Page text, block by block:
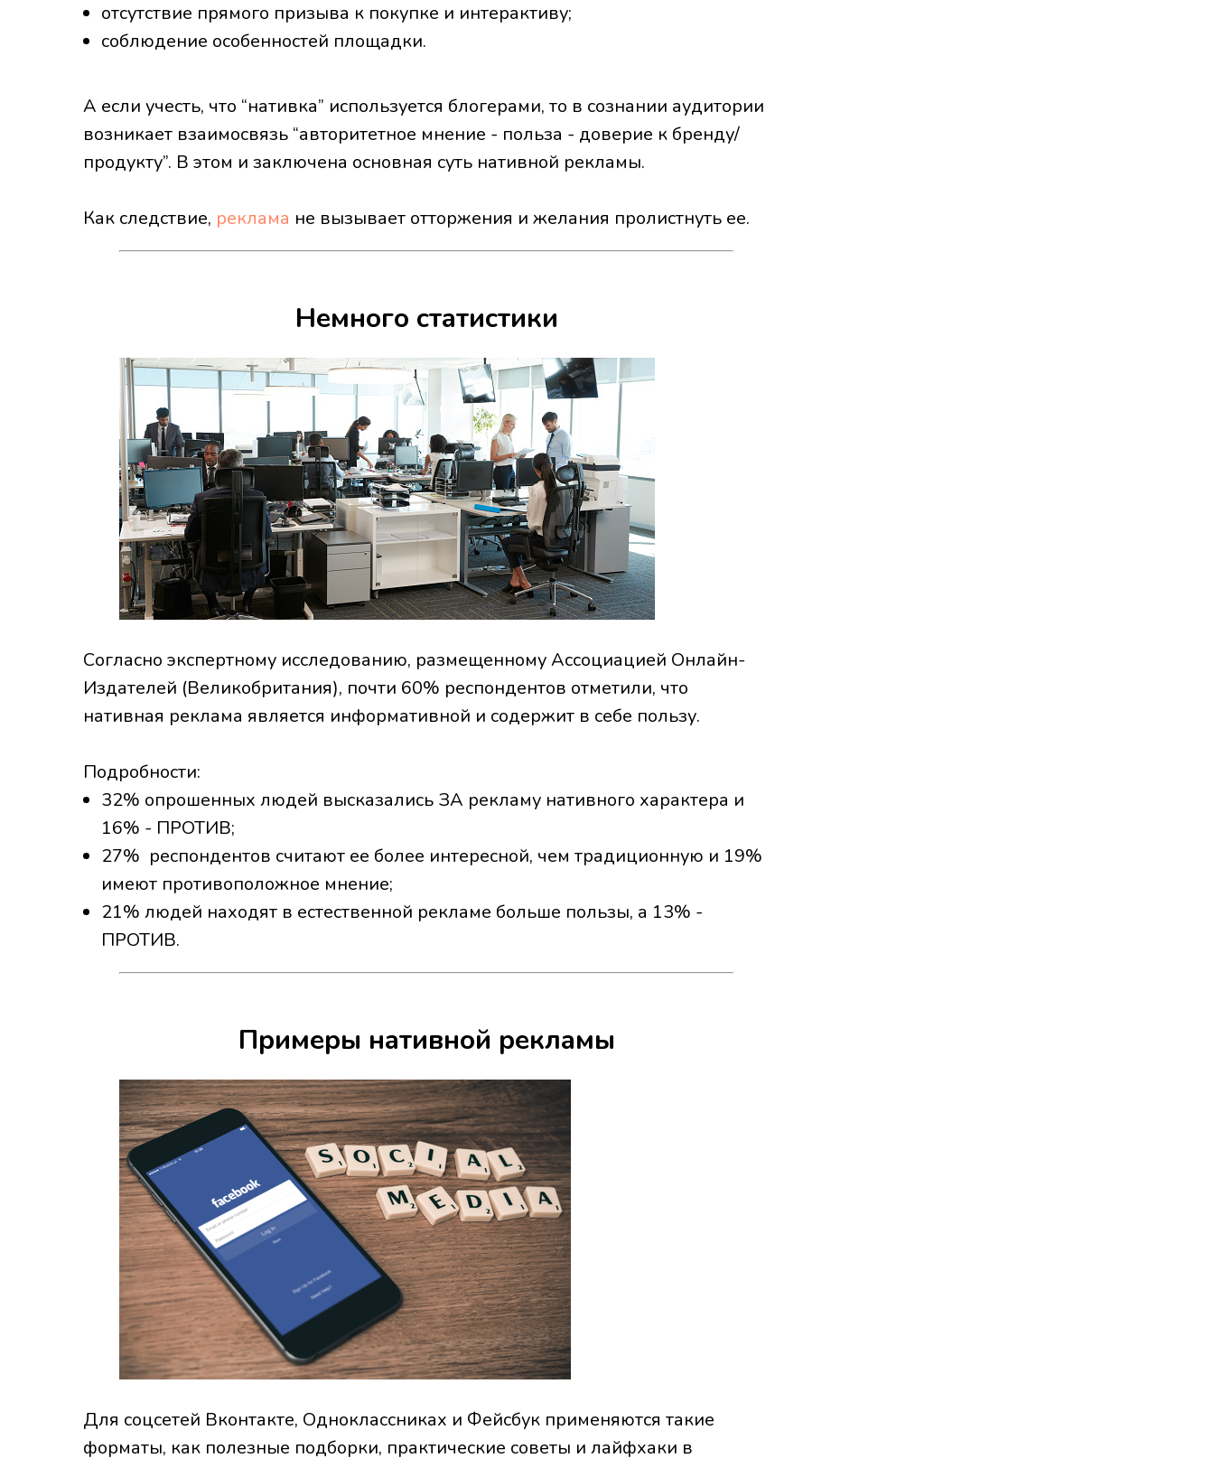
отсутствие прямого призыва к покупке и интерактиву;
соблюдение особенностей площадки.
А если учесть, что “нативка” используется блогерами, то в сознании аудитории
возникает взаимосвязь “авторитетное мнение - польза - доверие к бренду/
продукту”. В этом и заключена основная суть нативной рекламы.
Как следствие, реклама не вызывает отторжения и желания пролистнуть ее.
Немного статистики
Согласно экспертному исследованию, размещенному Ассоциацией Онлайн-
Издателей (Великобритания), почти 60% респондентов отметили, что
нативная реклама является информативной и содержит в себе пользу.
Подробности:
32% опрошенных людей высказались ЗА рекламу нативного характера и
16% - ПРОТИВ;
27% респондентов считают ее более интересной, чем традиционную и 19%
имеют противоположное мнение;
21% людей находят в естественной рекламе больше пользы, а 13% -
ПРОТИВ.
Примеры нативной рекламы
Для соцсетей Вконтакте, Одноклассниках и Фейсбук применяются такие
форматы, как полезные подборки, практические советы и лайфхаки в